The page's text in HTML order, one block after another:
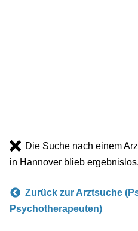
Die Suche nach einem
in Hannover blieb ergebnislos.
Zurück zur Arztsuche
Psychotherapeuten)